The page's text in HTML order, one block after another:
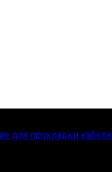
для прокладки кабеля